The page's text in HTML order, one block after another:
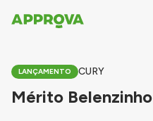
LANÇAMENTO CURY
Mérito Belenzinho